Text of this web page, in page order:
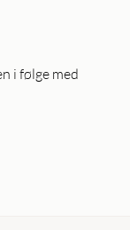
i følge med